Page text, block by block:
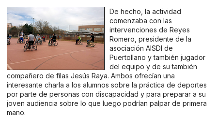
De hecho, la actividad
comenzaba con las
intervenciones de Reyes
Romero, presidente de la
asociación AISDI de
Puertollano y también jugador
del equipo y de su también
compañero de filas Jesús Raya. Ambos ofrecían una
interesante charla a los alumnos sobre la práctica de deportes
por parte de personas con discapacidad y para preparar a su
joven audiencia sobre lo que luego podrían palpar de primera
mano.